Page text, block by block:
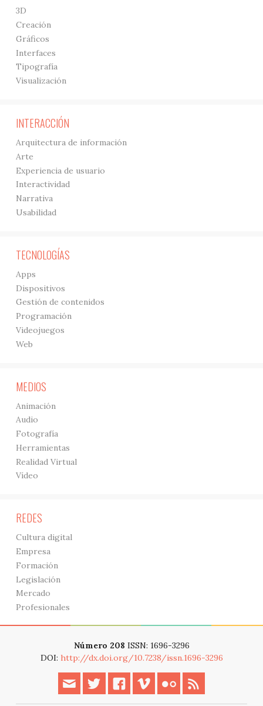
3D
Creación
Gráficos
Interfaces
Tipografía
Visualización
INTERACCIÓN
Arquitectura de información
Arte
Experiencia de usuario
Interactividad
Narrativa
Usabilidad
TECNOLOGÍAS
Apps
Dispositivos
Gestión de contenidos
Programación
Videojuegos
Web
MEDIOS
Animación
Audio
Fotografía
Herramientas
Realidad Virtual
Vídeo
REDES
Cultura digital
Empresa
Formación
Legislación
Mercado
Profesionales
Número 208 ISSN: 1696-3296
DOI: http://dx.doi.org/10.7238/issn.1696-3296